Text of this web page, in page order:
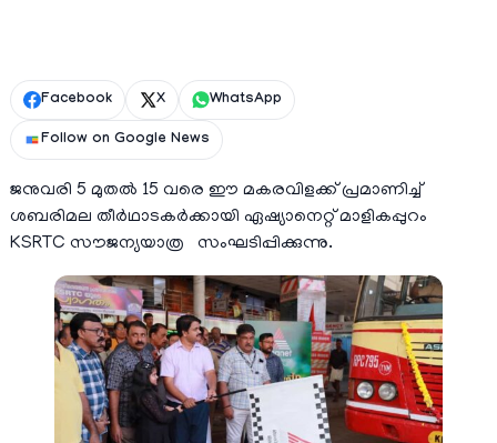
Facebook X WhatsApp
Follow on Google News
ജനുവരി 5 മുതൽ 15 വരെ ഈ മകരവിളക്ക് പ്രമാണിച്ച്
ശബരിമല തീർഥാടകർക്കായി ഏഷ്യാനെറ്റ് മാളികപ്പുറം
KSRTC സൗജന്യയാത്ര സംഘടിപ്പിക്കുന്നു.